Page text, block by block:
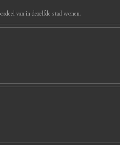
van in dezelfde stad wonen.